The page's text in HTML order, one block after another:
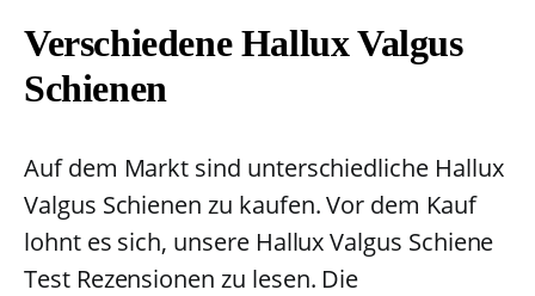
Verschiedene Hallux Valgus
Schienen
Auf dem Markt sind unterschiedliche Hallux
Valgus Schienen zu kaufen. Vor dem Kauf
lohnt es sich, unsere Hallux Valgus Schiene
Test Rezensionen zu lesen. Die